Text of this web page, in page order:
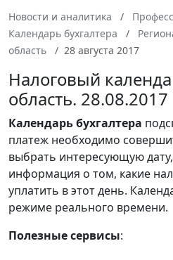
Новости и аналитика
Календарь бухгалтера
область
28 августа 2017
Налоговый
область. 28.08.2017
Календарьбухгалтера
платеж необходимо
выбрать интересующую
информация о том, какие
уплатить в этот день.
режиме реального времени.
Полезные сервисы: